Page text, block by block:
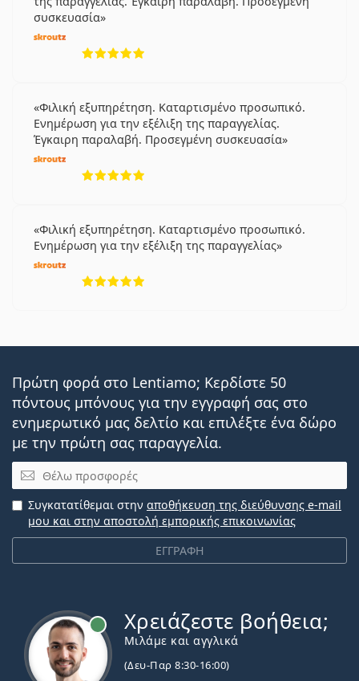
συσκευασία
Φιλική εξυπηρέτηση. Καταρτισμένο προσωπικό.
Ενημέρωση για την εξέλιξη της παραγγελίας.
Έγκαιρη παραλαβή. Προσεγμένη συσκευασία
Φιλική εξυπηρέτηση. Καταρτισμένο προσωπικό.
Ενημέρωση για την εξέλιξη της παραγγελίας
Πρώτη φορά στο Lentiamo; Κερδίστε 50
πόντους μπόνους για την εγγραφή σας στο
ενημερωτικό μας δελτίο και επιλέξτε ένα δώρο
με την πρώτη σας παραγγελία.
Email
ΕΓΓΡΑΦΗ
Συγκατατίθεμαι στην αποθήκευση της διεύθυνσης e-mail
μου και στην αποστολή εμπορικής επικοινωνίας
Χρειάζεστε βοήθεια;
Μιλάμε και αγγλικά
(Δευ-Παρ 8:30-16:00)